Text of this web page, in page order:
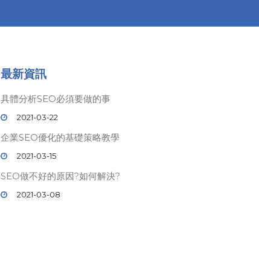
最新資訊
具體分析SEO必須要做的事
2021-03-22
企業SEO優化的基礎策略教學
2021-03-15
SEO做不好的原因?如何解決?
2021-03-08